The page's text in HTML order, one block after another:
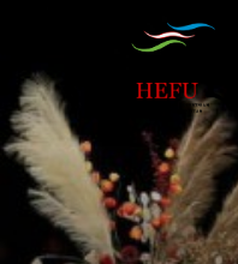
содержимому